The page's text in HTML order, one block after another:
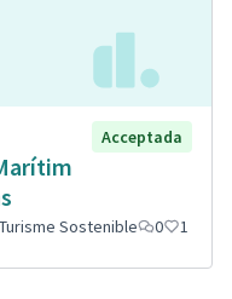
Acceptada
Turisme Sostenible 0 1